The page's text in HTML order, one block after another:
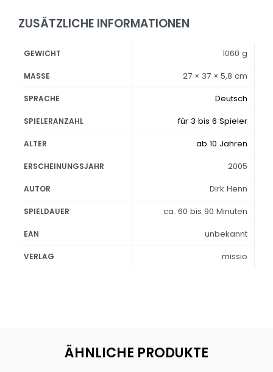
ZUSÄTZLICHE INFORMATIONEN
GEWICHT 1060 g
MASSE 27 × 37 × 5,8 cm
SPRACHE Deutsch
SPIELERANZAHL für 3 bis 6 Spieler
ALTER ab 10 Jahren
ERSCHEINUNGSJAHR 2005
AUTOR Dirk Henn
SPIELDAUER ca. 60 bis 90 Minuten
EAN unbekannt
VERLAG missio
ÄHNLICHE PRODUKTE